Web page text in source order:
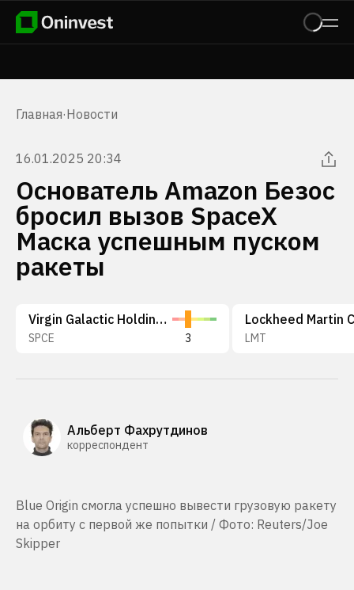
Главная·Новости
16.01.2025 20:34
Основатель Amazon Безос
бросил вызов SpaceX
Маска успешным пуском
ракеты
Virgin Galactic Holdings, Inc.
SPCE 3 LMT
Альберт Фахрутдинов
корреспондент
Blue Origin смогла успешно вывести грузовую ракету
на орбиту с первой же попытки / Фото: Reuters/Joe
Skipper